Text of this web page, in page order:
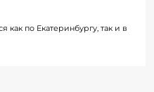
как по Екатеринбургу, так и в